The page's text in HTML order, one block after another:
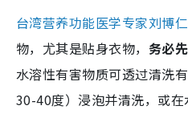
台湾营养功能医学专家刘博仁
物，尤其是贴身衣物， 务必
水溶性有害物质可透过清洗
30-40度）浸泡并清洗，或